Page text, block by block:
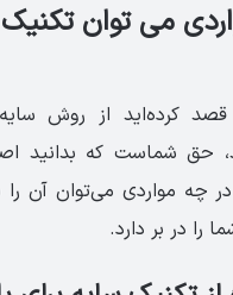
می توان تکنیک
قصد کرده‌اید از روش
حق شماست که بدانید
چه مواردی می‌توان آن را
را در بر دارد.